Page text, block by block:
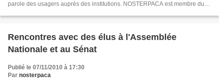
parole des usagers auprès des institutions. NOSTERPACA est membre du
Rencontres avec des élus à l'Assemblée
Nationale et au Sénat
Publié le 07/11/2010 à 17:30
Par nosterpaca